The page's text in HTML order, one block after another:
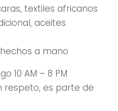
textiles africanos
aceites
a mano
10 AM – 8 PM
respeto, es parte de